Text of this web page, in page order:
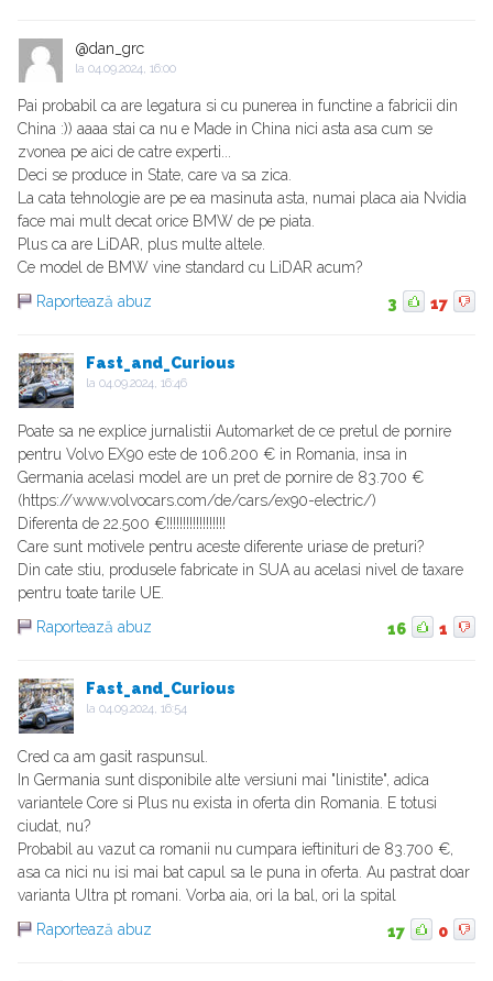
@dan_grc
la 04.09.2024, 16:00
Pai probabil ca are legatura si cu punerea in functine a fabricii din
China :)) aaaa stai ca nu e Made in China nici asta asa cum se
zvonea pe aici de catre experti...
Deci se produce in State, care va sa zica.
La cata tehnologie are pe ea masinuta asta, numai placa aia Nvidia
face mai mult decat orice BMW de pe piata.
Plus ca are LiDAR, plus multe altele.
Ce model de BMW vine standard cu LiDAR acum?
Raportează abuz
3 17
Fast_and_Curious
la 04.09.2024, 16:46
Poate sa ne explice jurnalistii Automarket de ce pretul de pornire
pentru Volvo EX90 este de 106.200 € in Romania, insa in
Germania acelasi model are un pret de pornire de 83.700 €
(https://www.volvocars.com/de/cars/ex90-electric/)
Diferenta de 22.500 €!!!!!!!!!!!!!!!!!!
Care sunt motivele pentru aceste diferente uriase de preturi?
Din cate stiu, produsele fabricate in SUA au acelasi nivel de taxare
pentru toate tarile UE.
Raportează abuz
16 1
Fast_and_Curious
la 04.09.2024, 16:54
Cred ca am gasit raspunsul.
In Germania sunt disponibile alte versiuni mai "linistite", adica
variantele Core si Plus nu exista in oferta din Romania. E totusi
ciudat, nu?
Probabil au vazut ca romanii nu cumpara ieftinituri de 83.700 €,
asa ca nici nu isi mai bat capul sa le puna in oferta. Au pastrat doar
varianta Ultra pt romani. Vorba aia, ori la bal, ori la spital
Raportează abuz
17 0